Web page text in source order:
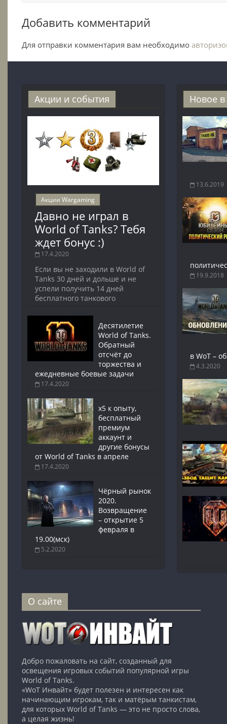
Добавить комментарий
Для отправки комментария вам необходимо
Акции и события
Акции Wargaming
Давно не играл в
World of Tanks? Тебя
ждет бонус :)
17.4.2020
Если вы не заходили в World of
Tanks 30 дней и дольше и не
успели получить 14 дней
бесплатного танкового
Десятилетие
World of Tanks.
Обратный
отсчёт до
торжества и
ежедневные боевые задачи
17.4.2020
x5 к опыту,
бесплатный
премиум
аккаунт и
другие бонусы
от World of Tanks в апреле
17.4.2020
Чёрный рынок
2020.
Возвращение
– открытие 5
февраля в
19.00(мск)
5.2.2020
Новое в
13.6.2019
19.9.2018
в WoT –
4.3.2020
О сайте
Добро пожаловать на сайт, созданный для
освещения игровых событий популярной игры
World of Tanks.
«WoT Инвайт» будет полезен и интересен как
начинающим игрокам, так и матёрым танкистам,
для которых World of Tanks — это не просто слова,
а целая жизнь!